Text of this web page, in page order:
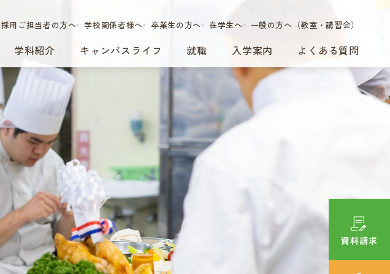
学科紹介 キャンパスライフ 就職 入学案内 よくある質問
採用ご担当者の方へ 学校関係者様へ 卒業生の方へ 在学生へ 一般の方へ（教室・講習会）
資料請求